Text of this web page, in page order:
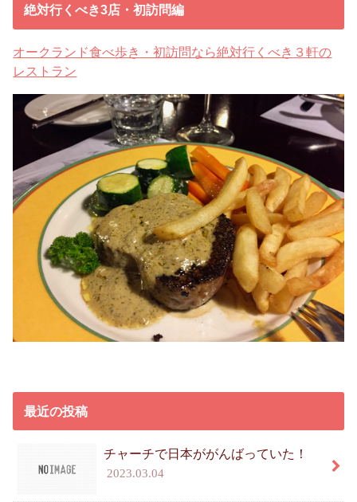
絶対行くべき3店・初訪問編
オークランド食べ歩き・初訪問なら絶対行くべき３軒の
レストラン
最近の投稿
チャーチで日本ががんばっていた！
2023.03.04